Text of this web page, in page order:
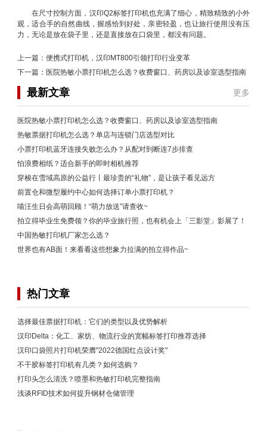
在尺寸控制方面，汉印Q2标签打印机也充满了细心，精致精致的小外
观，适合手的自然曲线，握感恰到好处，亲密轻盈，也让旅行使用没有压
力，无论是放在袋子里，还是直接放在口袋里，都没有问题。
上一篇： 便携式打印机，汉印MT800引领打印行业变革
下一篇： 医院热敏小票打印机怎么选？收费窗口、药房以及诊室选型指南
最新文章 更多
医院热敏小票打印机怎么选？收费窗口、药房以及诊室选型指南
热敏票据打印机怎么选？单店与连锁门店选型对比
小票打印机蓝牙连接失败怎么办？从配对到断连7步排查
怕浪费相纸？适合新手的即时相机推荐
穿梭在雪域高原的公益行丨最珍贵的“礼物”，是让孩子看见远方
前置仓和微型履约中心如何选择订单小票打印机？
喵汪生日会高萌回顾！“萌力放送”请查收~
拍立得毕业生免费领？你的毕业旅行照，也有机会上「三影堂」影展了！
中国热敏打印机厂家怎么选？
世界也有AB面！来看看这些想象力拉满的拍立得作品~
热门文章
选择最佳票据打印机：它们的类型以及优势解析
汉印Delta：化工、家纺、物流行业的宽幅标签打印推荐选择
汉印口袋照片打印机荣膺"2022德国红点设计奖"
不干胶标签打印机有几类？如何选购？
打印头怎么清洗？喷墨和热敏打印机完整指南
浅谈RFID技术如何提升钢材仓储管理